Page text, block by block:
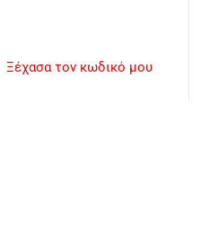
Ξέχασα τον κωδικό μου